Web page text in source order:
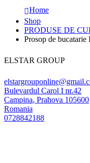
Home
Shop
PRODUSE DE
Prosop de
ELSTAR GROUP
Bulevardul Carol I nr.42
Campina, Prahova 105600
Romania
0728842188